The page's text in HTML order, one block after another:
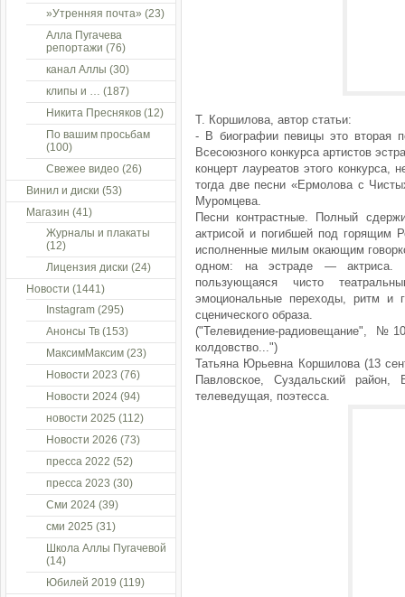
Т. Коршилова, автор статьи:
- В биографии певицы это вторая
Всесоюзного конкурса артистов
концерт лауреатов этого
тогда две песни «Ермолова с
Муромцева.
Песни контрастные. Полный
актрисой и погибшей под горящим
исполненные милым окающим
одном: на эстраде — актриса.
пользующаяся чисто
эмоциональные переходы, ритм и
сценического образа.
("Телевидение-радиовещание",
колдовство...")
Татьяна Юрьевна Коршилова (13
Павловское, Суздальский район,
телеведущая, поэтесса.
»Утренняя почта» (23)
Алла Пугачева
репортажи (76)
канал Аллы (30)
клипы и … (187)
Никита Пресняков (12)
По вашим просьбам
(100)
Свежее видео (26)
Винил и диски (53)
Магазин (41)
Журналы и плакаты
(12)
Лицензия диски (24)
Новости (1441)
Instagram (295)
Анонсы Тв (153)
МаксимМаксим (23)
Новости 2023 (76)
Новости 2024 (94)
новости 2025 (112)
Новости 2026 (73)
пресса 2022 (52)
пресса 2023 (30)
Сми 2024 (39)
сми 2025 (31)
Школа Аллы Пугачевой
(14)
Юбилей 2019 (119)